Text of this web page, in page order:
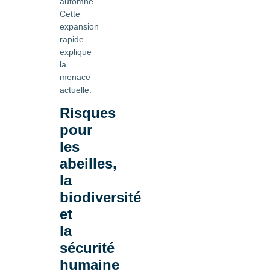
Cette
expansion
rapide
explique
la
menace
actuelle.
Risques
pour
les
abeilles,
la
biodiversité
et
la
sécurité
humaine